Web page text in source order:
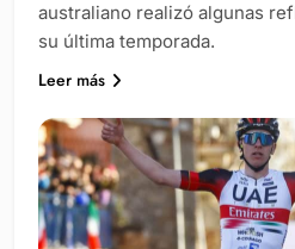
australiano realizó algunas
su última temporada.
Leer más